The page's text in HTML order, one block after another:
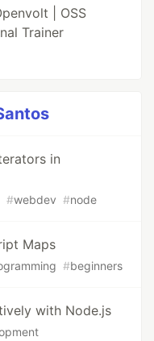
| OSS
Trainer
in
#webdev #node
Maps
#beginners
with Node.js